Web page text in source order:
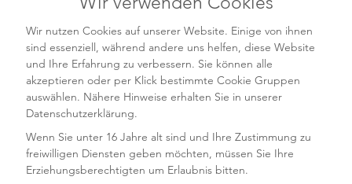
Wir nutzen Cookies auf unserer Website. Einige von ihnen
sind essenziell, während andere uns helfen, diese Website
und Ihre Erfahrung zu verbessern. Sie können alle
akzeptieren oder per Klick bestimmte Cookie Gruppen
auswählen. Nähere Hinweise erhalten Sie in unserer
Datenschutzerklärung.
Wenn Sie unter 16 Jahre alt sind und Ihre Zustimmung zu
freiwilligen Diensten geben möchten, müssen Sie Ihre
Erziehungsberechtigten um Erlaubnis bitten.